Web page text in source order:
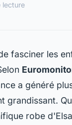
lecture
fasciner les
a généré
grandissant.
robe